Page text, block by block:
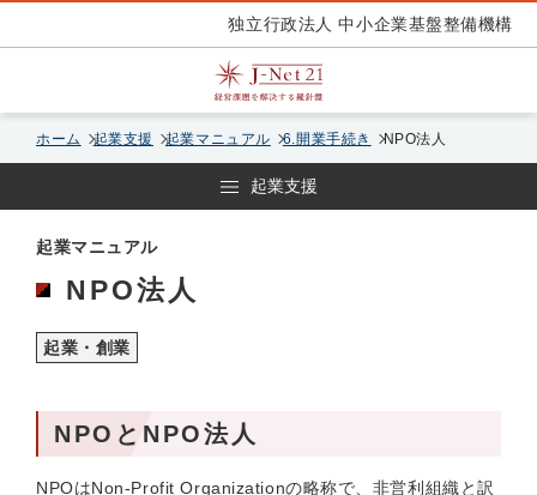
独立行政法人 中小企業基盤整備機構
ホーム 起業支援 起業マニュアル 6.開業手続き NPO法人
起業支援
起業マニュアル
NPO法人
起業・創業
NPOとNPO法人
NPOはNon-Profit Organizationの略称で、非営利組織と訳